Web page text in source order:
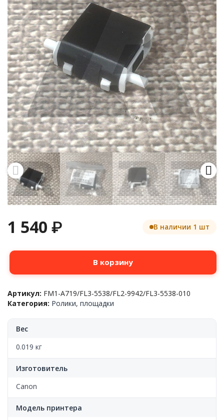
1 540 ₽ В наличии 1 шт
Количество
Тормозная
ADF
в
Canon
™iR2230/2270/2520/2525/2530/2535,
FM1-
5538/9942,
В корзину
Артикул: FM1-A719/FL3-5538/FL2-9942/FL3-5538-010
Категория: Ролики, площадки
Вес
0.019 кг
Изготовитель
Canon
Модель принтера